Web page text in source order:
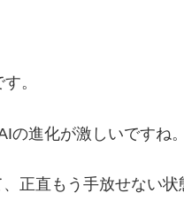
。
進化が激しいですね。
正直もう手放せない状